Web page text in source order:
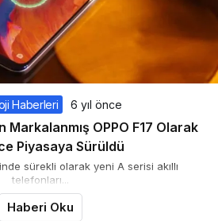
Haberleri 6 yıl önce
Markalanmış OPPO F17 Olarak
Piyasaya Sürüldü
sürekli olarak yeni A serisi akıllı
telefonları...
Haberi Oku